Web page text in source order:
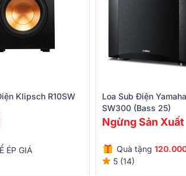
Klipsch R10SW
ÉP GIÁ
Loa Sub Điện
SW300 (bass 25)
Ngừng Sản Xuất
Quà tặng
5 (14)